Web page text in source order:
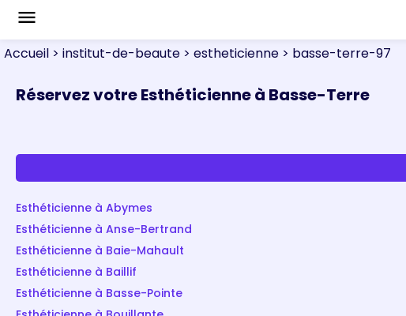
menu
Accueil > institut-de-beaute > estheticienne > basse-terre-97
Réservez votre Esthéticienne à Basse-Terre
Esthéticienne à Abymes
Esthéticienne à Anse-Bertrand
Esthéticienne à Baie-Mahault
Esthéticienne à Baillif
Esthéticienne à Basse-Pointe